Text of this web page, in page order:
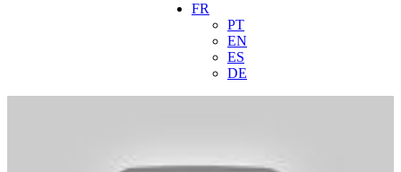
FR
PT
EN
ES
DE